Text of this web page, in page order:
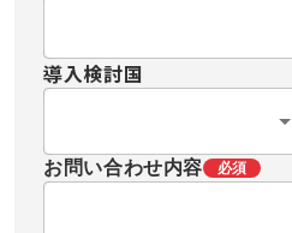
導入検討国
お問い合わせ内容 必須